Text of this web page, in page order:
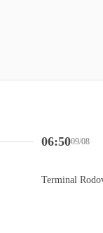
06:5009/08
Terminal